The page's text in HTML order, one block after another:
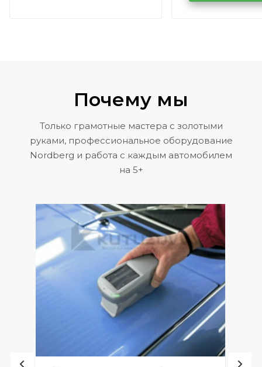
Volkswagen
Почему мы
Только грамотные мастера с золотыми
руками, профессиональное оборудование
Nordberg и работа с каждым автомобилем
на 5+